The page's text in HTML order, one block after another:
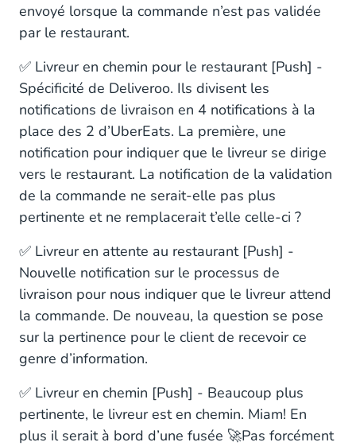
envoyé lorsque la commande n’est pas validée
par le restaurant.
✅ Livreur en chemin pour le restaurant [Push] -
Spécificité de Deliveroo. Ils divisent les
notifications de livraison en 4 notifications à la
place des 2 d’UberEats. La première, une
notification pour indiquer que le livreur se dirige
vers le restaurant. La notification de la validation
de la commande ne serait-elle pas plus
pertinente et ne remplacerait t’elle celle-ci ?
✅ Livreur en attente au restaurant [Push] -
Nouvelle notification sur le processus de
livraison pour nous indiquer que le livreur attend
la commande. De nouveau, la question se pose
sur la pertinence pour le client de recevoir ce
genre d’information.
✅ Livreur en chemin [Push] - Beaucoup plus
pertinente, le livreur est en chemin. Miam! En
plus il serait à bord d’une fusée 🚀Pas forcément